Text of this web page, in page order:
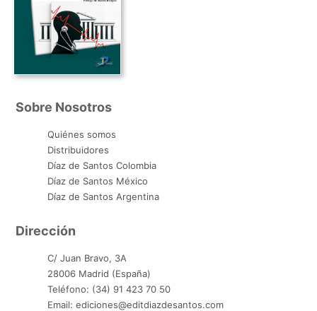
Sobre Nosotros
Quiénes somos
Distribuidores
Díaz de Santos Colombia
Díaz de Santos México
Díaz de Santos Argentina
Dirección
C/ Juan Bravo, 3A
28006 Madrid (España)
Teléfono: (34) 91 423 70 50
Email: ediciones@editdiazdesantos.com